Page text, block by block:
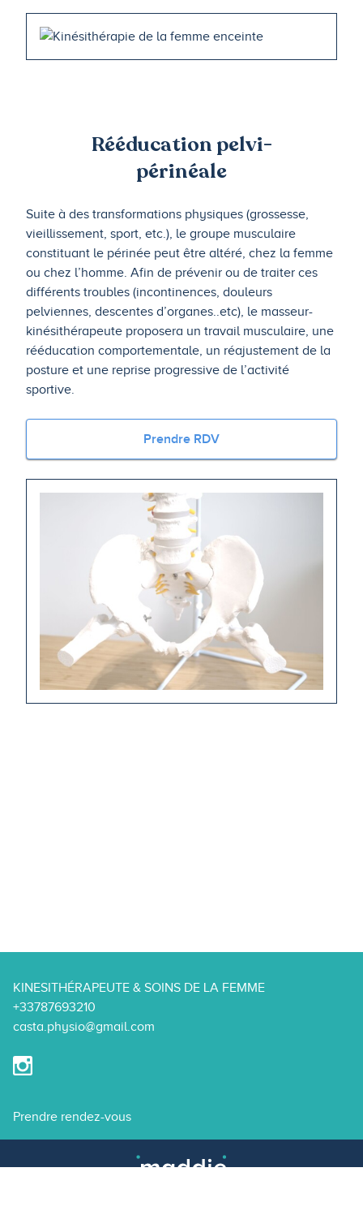
Rééducation pelvi-
périnéale
Suite à des transformations physiques (grossesse,
vieillissement, sport, etc.), le groupe musculaire
constituant le périnée peut être altéré, chez la femme
ou chez l’homme. Afin de prévenir ou de traiter ces
différents troubles (incontinences, douleurs
pelviennes, descentes d’organes..etc), le masseur-
kinésithérapeute proposera un travail musculaire, une
rééducation comportementale, un réajustement de la
posture et une reprise progressive de l’activité
sportive.
Prendre RDV
KINESITHÉRAPEUTE & SOINS DE LA FEMME
+33787693210
casta.physio@gmail.com
Prendre rendez-vous